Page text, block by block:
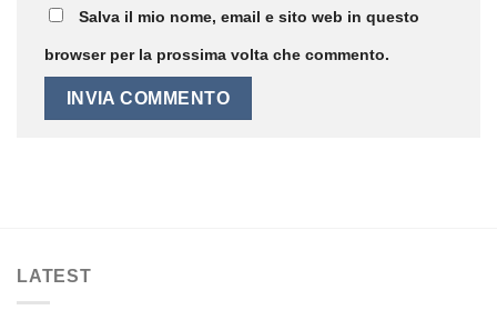
Salva il mio nome, email e sito web in questo
browser per la prossima volta che commento.
LATEST